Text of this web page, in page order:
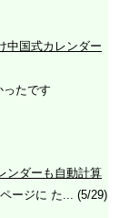
中国式カレンダー
ったです
ンダーも自動計算
ージに た... (5/29)